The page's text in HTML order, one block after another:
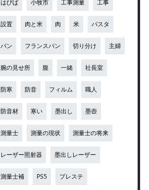
はぴば 小牧市 工事測量 工事
設置 肉と米 肉 米 パスタ
パン フランスパン 切り分け 主婦
腕の見せ所 腹 一緒 社長室
防寒 防音 フィルム 職人
防音材 寒い 墨出し 墨壺
測量士 測量の現状 測量士の将来
レーザー照射器 墨出しレーザー
測量士補 PS5 プレステ